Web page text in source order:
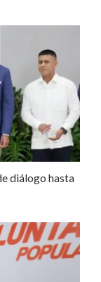
diálogo hasta